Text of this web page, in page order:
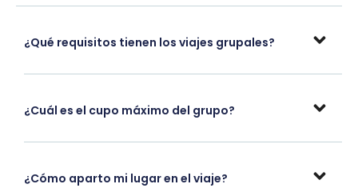
¿Qué requisitos tienen los viajes grupales?
¿Cuál es el cupo máximo del grupo?
¿Cómo aparto mi lugar en el viaje?